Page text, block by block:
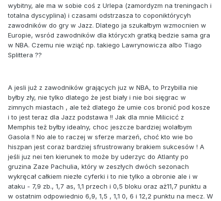
wybitny, ale ma w sobie coś z Urlepa (zamordyzm na treningach i
totalna dyscyplina) i czasami odstrzasza to coponiktórycyh
zawodników do gry w Jazz. Dlatego ja szukałbym wzmocnien w
Europie, wsród zawodników dla którycxh gratką bedzie sama gra
w NBA. Czemu nie wziąć np. takiego Lawrynowicza albo Tiago
Splittera ??
A jesli już z zawodników grających juz w NBA, to Przybilla nie
byłby zły, nie tylko dlatego że jest biały i nie boi sięgrac w
zimnych miastach , ale też dlatego że umie cos bronić pod kosze
i to jest teraz dla Jazz podstawa !! Jak dla mnie Milicicć z
Memphis też byłby idealny, choc jeszcze bardziej wolałbym
Gasola !! No ale to raczej w sferze marzeń, choć kto wie bo
hiszpan jest coraz bardziej sfrustrowany brakiem sukcesów ! A
jeśli juz nei ten kierunek to może by uderzyc do Atlanty po
gruzina Zaze Pachulia, który w zeszłych dwóch sezonach
wykręcał całkiem niezłe cyferki i to nie tylko a obronie ale i w
ataku - 7,9 zb., 1,7 as, 1,1 przech i 0,5 bloku oraz aż11,7 punktu a
w ostatnim odpowiednio 6,9, 1,5 , 1,1 0, 6 i 12,2 punktu na mecz. W